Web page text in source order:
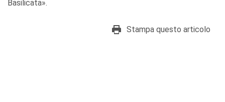
Basilicata».
Stampa questo articolo